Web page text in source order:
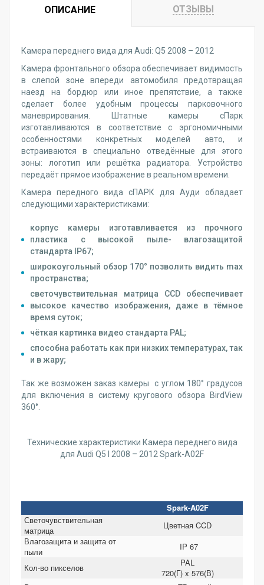
ОПИСАНИЕ ОТЗЫВЫ
Камера переднего вида для Audi: Q5 2008 – 2012
Камера фронтального обзора обеспечивает видимость
в слепой зоне впереди автомобиля предотвращая
наезд на бордюр или иное препятствие, а также
сделает более удобным процессы парковочного
маневрирования. Штатные камеры сПарк
изготавливаются в соответствие с эргономичными
особенностями конкретных моделей авто, и
встраиваются в специально отведённые для этого
зоны: логотип или решётка радиатора. Устройство
передаёт прямое изображение в реальном времени.
Камера передного вида сПАРК для Ауди обладает
следующими характеристиками:
корпус камеры изготавливается из прочного
пластика с высокой пыле- влагозащитой
стандарта IP67;
широкоугольный обзор 170° позволить видить max
пространства;
светочувствительная матрица CCD обеспечивает
высокое качество изображения, даже в тёмное
время суток;
чёткая картинка видео стандарта PAL;
способна работать как при низких температурах, так
и в жару;
Так же возможен заказ камеры с углом 180° градусов
для включения в систему кругового обзора BirdView
360°.
Технические характеристики Камера переднего вида
для Audi Q5 I 2008 – 2012 Spark-A02F
Spark-A02F
Светочувствительная
матрица
Цветная CCD
Влагозащита и защита от
пыли
IP 67
Кол-во пикселов
PAL
720(Г) x 576(В)